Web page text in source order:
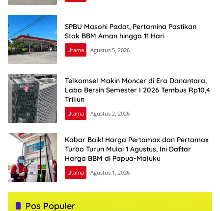
SPBU Masohi Padat, Pertamina Pastikan
Stok BBM Aman hingga 11 Hari
Utama Agustus 5, 2026
Telkomsel Makin Moncer di Era Danantara,
Laba Bersih Semester I 2026 Tembus Rp10,4
Triliun
Utama Agustus 2, 2026
Kabar Baik! Harga Pertamax dan Pertamax
Turbo Turun Mulai 1 Agustus, Ini Daftar
Harga BBM di Papua-Maluku
Utama Agustus 1, 2026
Pos Populer